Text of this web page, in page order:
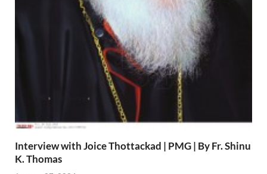
Interview with Joice Thottackad | PMG | By Fr. Shinu
K. Thomas